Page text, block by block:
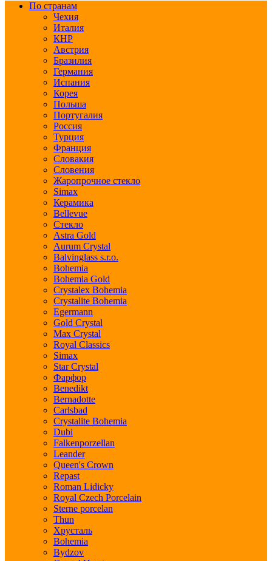
По странам
Чехия
Италия
КНР
Австрия
Бразилия
Германия
Испания
Корея
Польша
Португалия
Россия
Турция
Франция
Словакия
Словения
Жаропрочное стекло
Simax
Керамика
Bellevue
Стекло
Astra Gold
Aurum Crystal
Balvinglass s.r.o.
Bohemia
Bohemia Gold
Crystalex Bohemia
Crystalite Bohemia
Egermann
Gold Crystal
Max Crystal
Royal Classics
Simax
Star Crystal
Фарфор
Benedikt
Bernadotte
Carlsbad
Crystalite Bohemia
Dubi
Falkenporzellan
Leander
Queen's Crown
Repast
Roman Lidicky
Royal Czech Porcelain
Sterne porcelan
Thun
Хрусталь
Bohemia
Bydzov